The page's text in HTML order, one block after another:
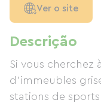
Descrição
Si vous cherchez
d’immeubles
stations de
Ver o site